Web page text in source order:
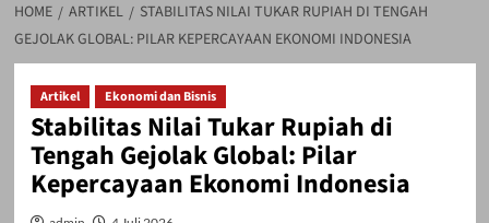
HOME ARTIKEL
STABILITAS NILAI TUKAR RUPIAH DI TENGAH
GEJOLAK GLOBAL: PILAR KEPERCAYAAN EKONOMI INDONESIA
Artikel Ekonomi dan Bisnis
Stabilitas Nilai Tukar Rupiah di
Tengah Gejolak Global: Pilar
Kepercayaan Ekonomi Indonesia